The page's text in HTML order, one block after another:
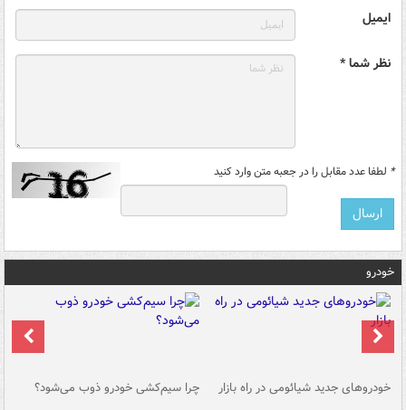
ایمیل
نظر شما *
* لطفا عدد مقابل را در جعبه متن وارد کنید
خودرو
خودروهای جدید شیائومی در راه بازار چرا سیم‌کشی خودرو ذوب می‌شود؟